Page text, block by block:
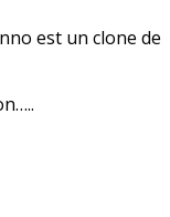
est un clone de